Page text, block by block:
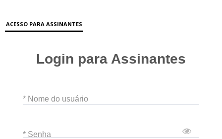
ACESSO PARA ASSINANTES
Login para Assinantes
* Nome do usuário
* Senha